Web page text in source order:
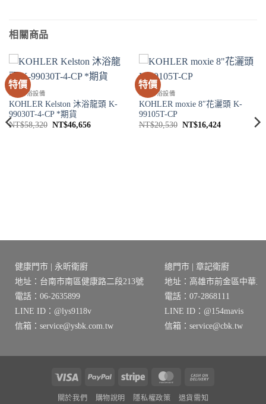
相關商品
特價
SPA淋浴設備
KOHLER Kelston 沐浴龍頭 K-
99030T-4-CP *期貨
NT$58,320 原
NT$46,656目
特價
SPA淋浴設備
KOHLER moxie 8″花灑頭 K-
99105T-CP
NT$20,530 原
NT$16,424目
健康門市 | 永昕衛廚
地址：台南市南區健康路二段213號
電話：06-2635899
LINE ID：@lys9118v
信箱：service@ysbk.com.tw
總門市 | 章記衛廚
地址：高雄市前金區中華三
電話：07-2868111
LINE ID：@154mavis
信箱：service@cbk.tw
Visa PayPal Stripe MasterCard
關於我們 購物說明 隱私權政策 退貨需知